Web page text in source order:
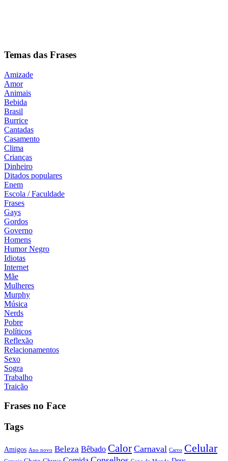
Temas das Frases
Amizade
Amor
Animais
Bebida
Brasil
Burrice
Cantadas
Casamento
Clima
Crianças
Dinheiro
Ditados populares
Enem
Escola / Faculdade
Frases
Gays
Gordos
Governo
Homens
Humor Negro
Idiotas
Internet
Mãe
Mulheres
Murphy
Música
Nerds
Pobre
Políticos
Reflexão
Relacionamentos
Sexo
Sogra
Trabalho
Traição
Frases no Face
Tags
Amigos Ano novo Beleza Bêbado Calor Carnaval Carro Celular